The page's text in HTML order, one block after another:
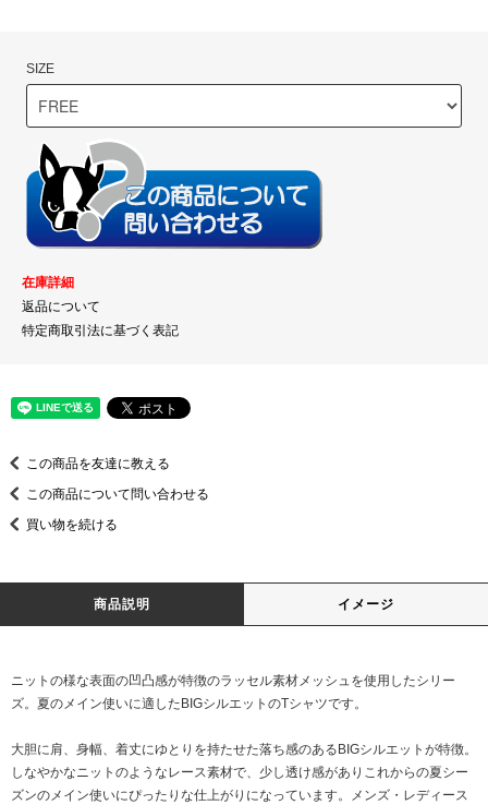
SIZE
在庫詳細
返品について
特定商取引法に基づく表記
この商品を友達に教える
この商品について問い合わせる
買い物を続ける
商品説明 イメージ
ニットの様な表面の凹凸感が特徴のラッセル素材メッシュを使用したシリー
ズ。夏のメイン使いに適したBIGシルエットのTシャツです。
大胆に肩、身幅、着丈にゆとりを持たせた落ち感のあるBIGシルエットが特徴。
しなやかなニットのようなレース素材で、少し透け感がありこれからの夏シー
ズンのメイン使いにぴったりな仕上がりになっています。メンズ・レディース